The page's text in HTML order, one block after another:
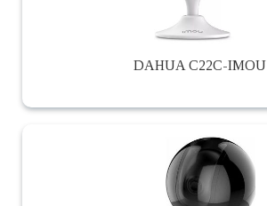
DAHUA C22C-IMOU